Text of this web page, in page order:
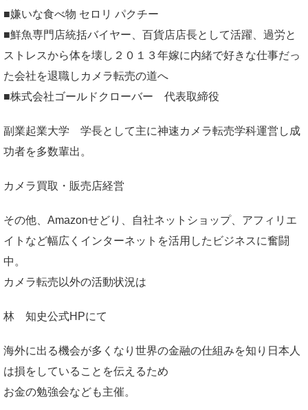
■嫌いな食べ物 セロリ パクチー
■鮮魚専門店統括バイヤー、百貨店店長として活躍、過労と
ストレスから体を壊し２０１３年嫁に内緒で好きな仕事だっ
た会社を退職しカメラ転売の道へ
■株式会社ゴールドクローバー 代表取締役
副業起業大学 学長として主に神速カメラ転売学科運営し成
功者を多数輩出。
カメラ買取・販売店経営
その他、Amazonせどり、自社ネットショップ、アフィリエ
イトなど幅広くインターネットを活用したビジネスに奮闘
中。
カメラ転売以外の活動状況は
林 知史公式HPにて
海外に出る機会が多くなり世界の金融の仕組みを知り日本人
は損をしていることを伝えるため
お金の勉強会なども主催。